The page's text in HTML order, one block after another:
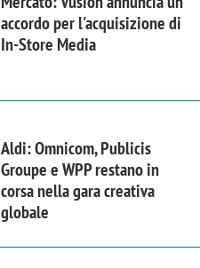
accordo per l'acquisizione di
In-Store Media
Aldi: Omnicom, Publicis
Groupe e WPP restano in
corsa nella gara creativa
globale